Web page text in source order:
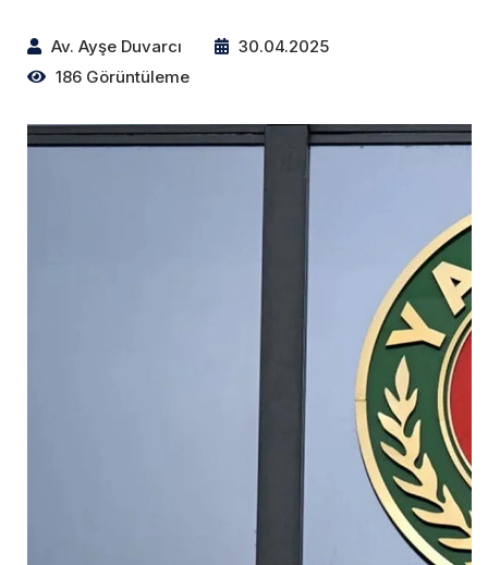
Av. Ayşe Duvarcı
30.04.2025
186 Görüntüleme